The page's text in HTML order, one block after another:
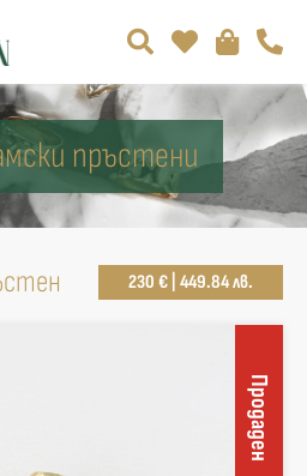
пръстени
230 € | 449.84 лв.
Продаден